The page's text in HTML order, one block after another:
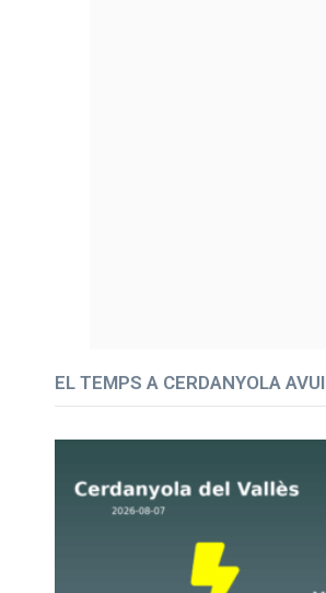
EL TEMPS A CERDANYOLA AVUI